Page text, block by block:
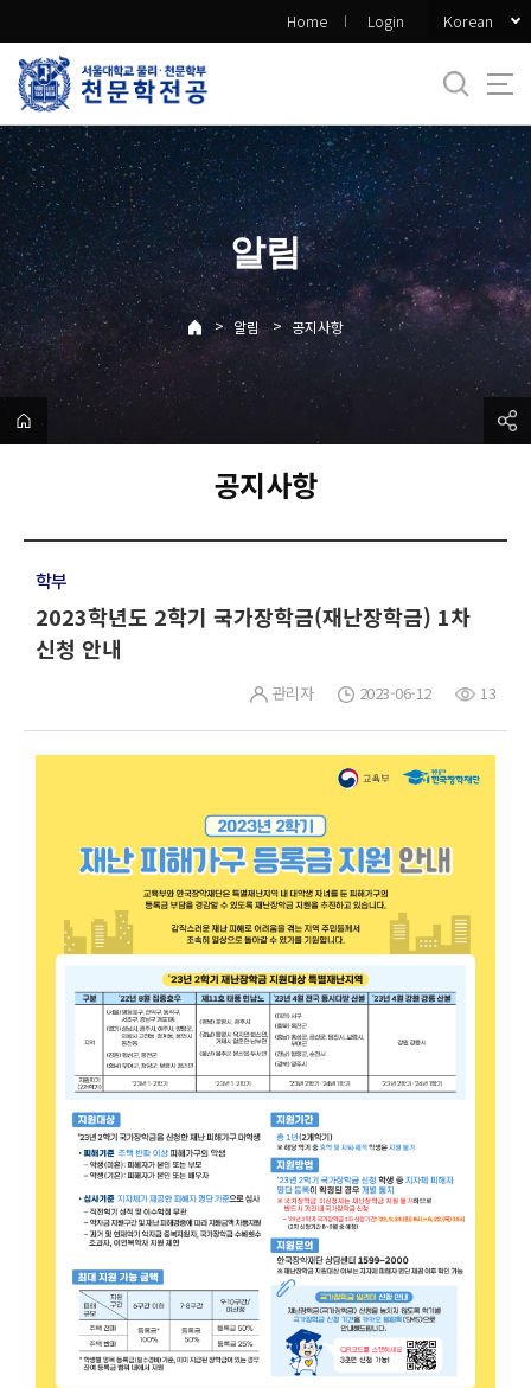
로
메
뉴
Home Login Korean
알림
> 알림 > 공지사항
공지사항
학부
2023학년도 2학기 국가장학금(재난장학금) 1차
신청 안내
관리자 2023-06-12 13